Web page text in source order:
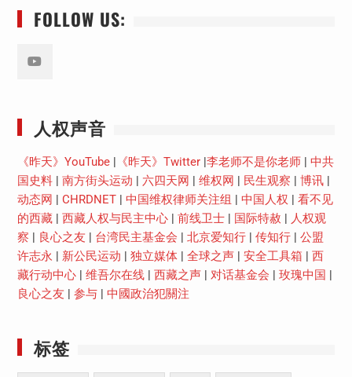
FOLLOW US:
人权声音
《昨天》YouTube| 《昨天》Twitter| 李老师不是你老师| 中共
国史料| 南方街头运动 六四天网 维权网 民生观察 博讯|
动态网
CHRDNET| 中国维权律师关注组 中国人权
看不见
的西藏| 西藏人权与民主中心| 前线卫士| 国际特赦
人权观
察
良心之友 台湾民主基金会 北京爱知行| 传知行| 公盟
许志永
新公民运动 独立媒体| 全球之声| 安全工具箱
西
藏行动中心| 维吾尔在线| 西藏之声| 对话基金会 玫瑰中国
良心之友
参与| 中國政治犯關注
标签